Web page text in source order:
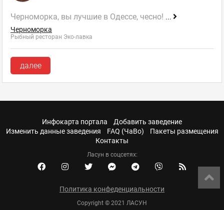
Черноморка, вы лучшие в Одессе, чесно! ...
Черноморка
Рыбный ресторан Эко-лавка
далее
Инфокарта портала
Добавить заведение
Изменить данные заведения
FAQ (ЧаВо)
Пакеты размещения
Контакты
Ласун в соцсетях:
Политика конфеденциальности
Copyright © 2021 ЛАСУН